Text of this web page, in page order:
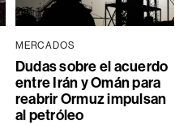
MERCADOS
Dudas sobre el acuerdo
entre Irán y Omán para
reabrir Ormuz impulsan
al petróleo